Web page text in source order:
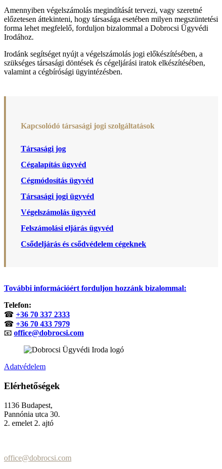
Amennyiben végelszámolás megindítását tervezi, vagy szeretné
előzetesen áttekinteni, hogy társasága esetében milyen megszüntetési
forma lehet megfelelő, forduljon bizalommal a Dobrocsi Ügyvédi
Irodához.
Irodánk segítséget nyújt a végelszámolás jogi előkészítésében, a
szükséges társasági döntések és cégeljárási iratok elkészítésében,
valamint a cégbírósági ügyintézésben.
Kapcsolódó társasági jogi szolgáltatások
Társasági jog
Cégalapítás ügyvéd
Cégmódosítás ügyvéd
Társasági jogi ügyvéd
Végelszámolás ügyvéd
Felszámolási eljárás ügyvéd
Csődeljárás és csődvédelem cégeknek
További információért forduljon hozzánk bizalommal:
Telefon:
☎ +36 70 337 2333
☎ +36 70 433 7979
📧 office@dobrocsi.com
Adatvédelem
Elérhetőségek
1136 Budapest,
Pannónia utca 30.
2. emelet 2. ajtó
office@dobrocsi.com